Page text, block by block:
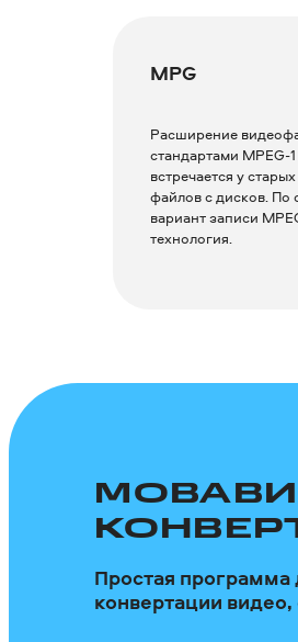
MPG
Расширение
стандартами MPEG-
встречается у
файлов с дисков. По
вариант записи
технология.
Простая программа
конвертации